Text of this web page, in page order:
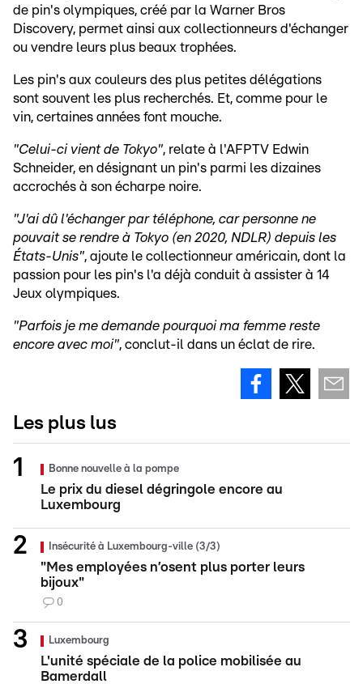
de pin's olympiques, créé par la Warner Bros
Discovery, permet ainsi aux collectionneurs d'échanger
ou vendre leurs plus beaux trophées.
Les pin's aux couleurs des plus petites délégations
sont souvent les plus recherchés. Et, comme pour le
vin, certaines années font mouche.
"Celui-ci vient de Tokyo", relate à l'AFPTV Edwin
Schneider, en désignant un pin's parmi les dizaines
accrochés à son écharpe noire.
"J'ai dû l'échanger par téléphone, car personne ne
pouvait se rendre à Tokyo (en 2020, NDLR) depuis les
États-Unis", ajoute le collectionneur américain, dont la
passion pour les pin's l'a déjà conduit à assister à 14
Jeux olympiques.
"Parfois je me demande pourquoi ma femme reste
encore avec moi", conclut-il dans un éclat de rire.
Les plus lus
Bonne nouvelle à la pompe
Le prix du diesel dégringole encore au
Luxembourg
Insécurité à Luxembourg-ville (3/3)
"Mes employées n’osent plus porter leurs
bijoux"
0
Luxembourg
L'unité spéciale de la police mobilisée au
Bamerdall